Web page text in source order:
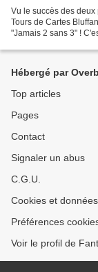
Vu le succès des deux
Tours de Cartes
"Jamais 2 sans 3" !
Hébergé par
Top articles
Pages
Contact
Signaler un abus
C.G.U.
Cookies et
Préférences
Voir le profil de